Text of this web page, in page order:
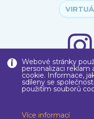
Webové stránky
personalizaci reklam
cookie. Informace,
sdíleny se
použitím souborů
Více informací